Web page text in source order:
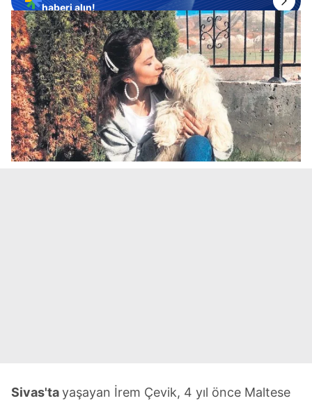
haberi alın!
Sivas'tayaşayan İrem Çevik, 4 yıl önce Maltese